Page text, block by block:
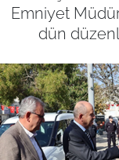
Emniyet
dün
EKONOMİ
SAĞLIK
EĞİTİM
TARIM VE